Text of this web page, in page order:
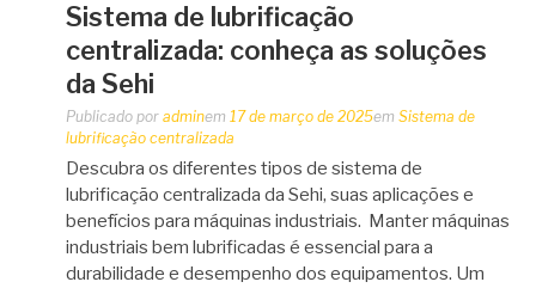
Sistema de lubrificação
centralizada: conheça as soluções
da Sehi
Publicado por adminem 17 de março de 2025em Sistema de
lubrificação centralizada
Descubra os diferentes tipos de sistema de
lubrificação centralizada da Sehi, suas aplicações e
benefícios para máquinas industriais. Manter máquinas
industriais bem lubrificadas é essencial para a
durabilidade e desempenho dos equipamentos. Um